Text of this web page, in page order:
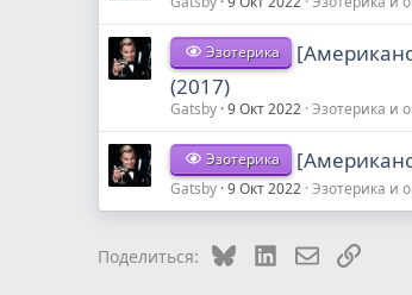
Эзотерика
(2017)
Gatsby 9 Окт 2022 Эзотерика и
Эзотерика
Gatsby 9 Окт 2022 Эзотерика и
Поделиться: BlueskyLinkedIn Ссылка